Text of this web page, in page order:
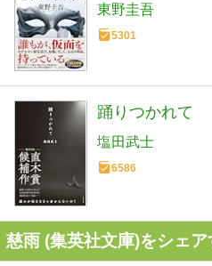
東野圭吾
5301
踊りつかれて
塩田武士
6586
慈雨 (集英社文庫)をシェア